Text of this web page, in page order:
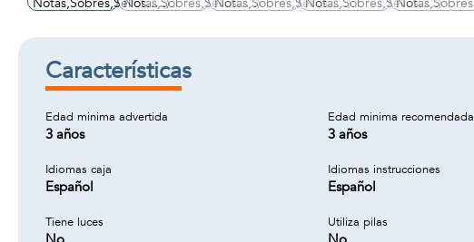
Características
Edad minima advertida
3 años
Edad minima recomendada
3 años
Idiomas caja
Español
Idiomas instrucciones
Español
Tiene luces Utiliza pilas